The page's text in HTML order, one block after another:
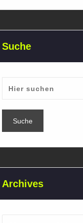
Suche
Archives